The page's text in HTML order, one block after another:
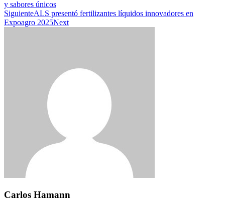
y sabores únicos
SiguienteALS presentó fertilizantes líquidos innovadores en
Expoagro 2025Next
Carlos Hamann